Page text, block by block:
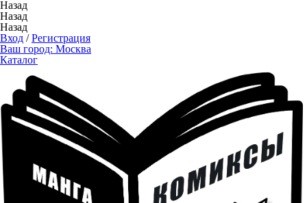
Назад
Назад
Назад
Вход /Регистрация
Ваш город: Москва
Каталог